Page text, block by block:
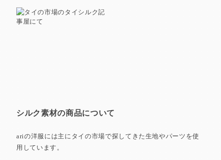
シルク素材の商品について
ariの洋服には主にタイの市場で探してきた生地やパーツを使
用しています。